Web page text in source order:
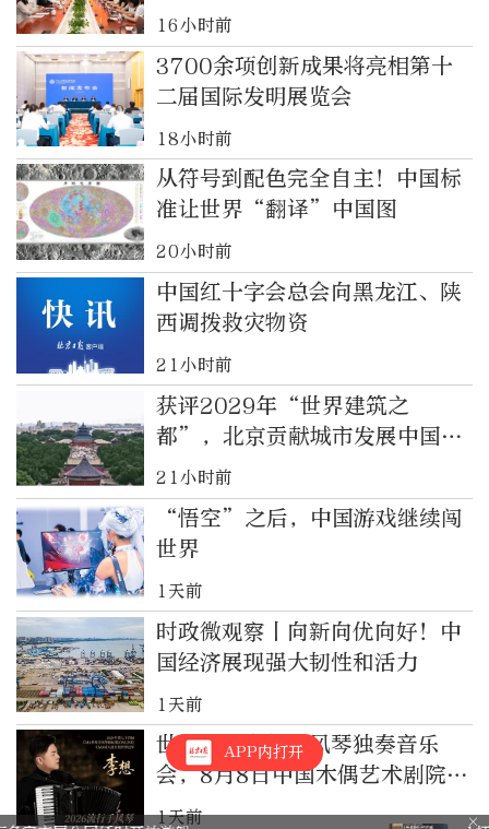
会
16小时前
3700余项创新成果将亮相第十
二届国际发明展览会
18小时前
从符号到配色完全自主！中国标
准让世界“翻译”中国图
20小时前
中国红十字会总会向黑龙江、陕
西调拨救灾物资
21小时前
获评2029年“世界建筑之
都”，北京贡献城市发展中国方
案
21小时前
“悟空”之后，中国游戏继续闯
世界
1天前
时政微观察丨向新向优向好！中
国经济展现强大韧性和活力
1天前
世界冠军李想手风琴独奏音乐
会，8月8日中国木偶艺术剧院开
启！
1天前
APP内打开